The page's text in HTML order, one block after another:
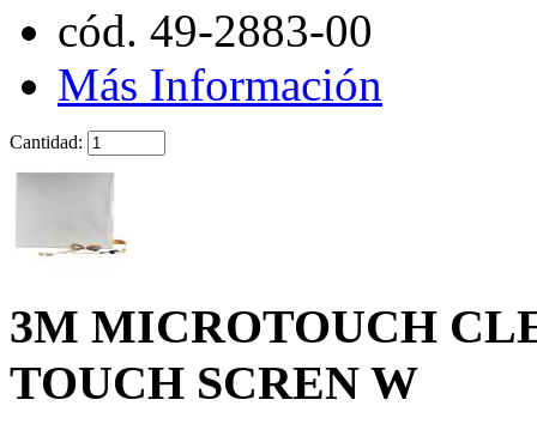
cód. 49-2883-00
Más Información
Cantidad:
3M MICROTOUCH
TOUCH SCREN W